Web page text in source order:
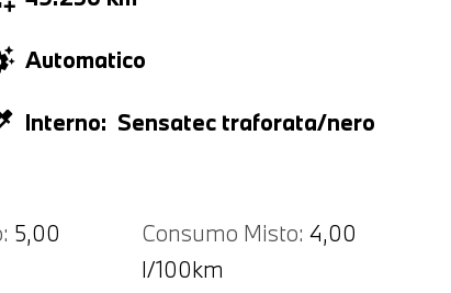
Automatico
Interno: Sensatec traforata/nero
5,00
Consumo Misto: 4,00
l/100km